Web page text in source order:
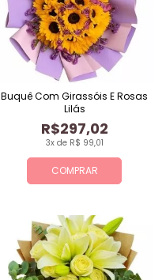
COMPRAR
3x de R$ 99,01
R$297,02
Buquê Com Girassóis E Rosas
Lilás